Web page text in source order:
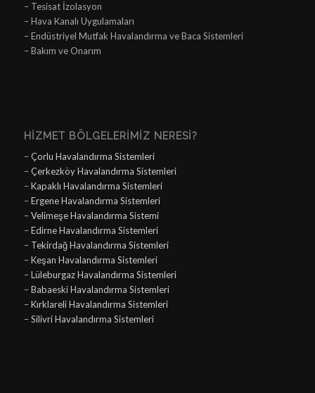
– Tesisat İzolasyon
– Hava Kanalı Uygulamaları
– Endüstriyel Mutfak Havalandırma ve Baca Sistemleri
– Bakım ve Onarım
HIZMET BÖLGELERIMIZ NERESI?
–Çorlu Havalandırma Sistemleri
–Çerkezköy Havalandırma Sistemleri
–Kapaklı Havalandırma Sistemleri
–Ergene Havalandırma Sistemleri
–Velimeşe Havalandırma Sistemi
–Edirne Havalandırma Sistemleri
– Tekirdağ Havalandırma Sistemleri
–Keşan Havalandırma Sistemleri
–Lüleburgaz Havalandırma Sistemleri
–Babaeski Havalandırma Sistemleri
–Kırklareli Havalandırma Sistemleri
–Silivri Havalandırma Sistemleri